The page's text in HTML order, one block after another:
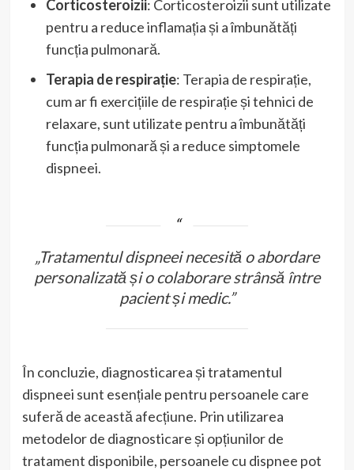
Corticosteroizii: Corticosteroizii sunt utilizate
pentru a reduce inflamația și a îmbunătăți
funcția pulmonară.
Terapia de respirație: Terapia de respirație,
cum ar fi exercițiile de respirație și tehnici de
relaxare, sunt utilizate pentru a îmbunătăți
funcția pulmonară și a reduce simptomele
dispneei.
„Tratamentul dispneei necesită o abordare
personalizată și o colaborare strânsă între
pacient și medic.”
În concluzie, diagnosticarea și tratamentul
dispneei sunt esențiale pentru persoanele care
suferă de această afecțiune. Prin utilizarea
metodelor de diagnosticare și opțiunilor de
tratament disponibile, persoanele cu dispnee pot